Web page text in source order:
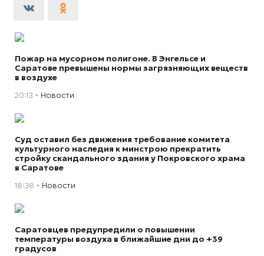
Пожар на мусорном полигоне. В Энгельсе и
Саратове превышены нормы загрязняющих веществ
в воздухе
20:13 Новости
Суд оставил без движения требование комитета
культурного наследия к минстрою прекратить
стройку скандального здания у Покровского храма
в Саратове
18:38 Новости
Саратовцев предупредили о повышении
температуры воздуха в ближайшие дни до +39
градусов